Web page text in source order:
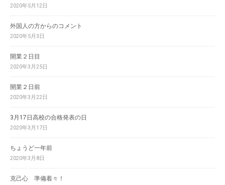
2020年5月12日
外国人の方からのコメント
2020年5月3日
開業２日目
2020年3月25日
開業２日前
2020年3月22日
3月17日高校の合格発表の日
2020年3月17日
ちょうど一年前
2020年3月8日
克己心 準備着々！